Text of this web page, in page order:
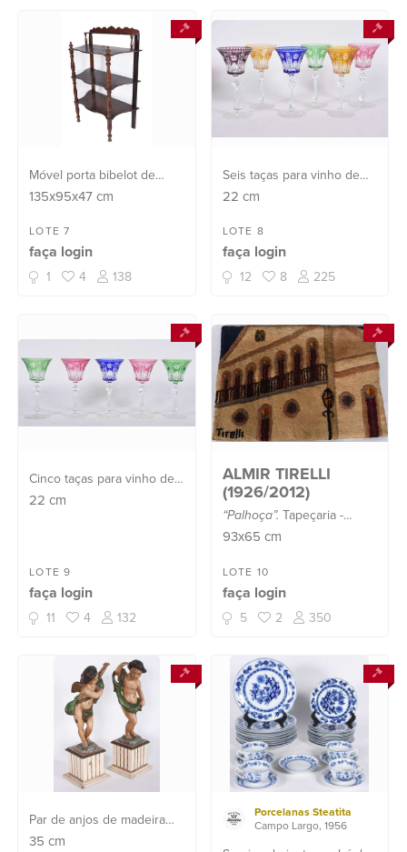
Móvel porta bibelot de
madeira nobre, tres
frontais torneadas.
135x95x47 cm
LOTE 7
faça login
1 4 138
Seis taças para vinho de
cristal europeu doublé
cores.
22 cm
LOTE 8
faça login
12 8 225
Cinco taças para vinho de
cristal europeu doublé
22 cm
LOTE 9
faça login
11 4 132
ALMIR TIRELLI
(1926/2012)
“Palhoça”. Tapeçaria -
Localizado, Santa Catarina -
93x65 cm
LOTE 10
faça login
5 2 350
Par de anjos de madeira
policromada sobre
35 cm
Porcelanas Steatita
Campo Largo, 1956